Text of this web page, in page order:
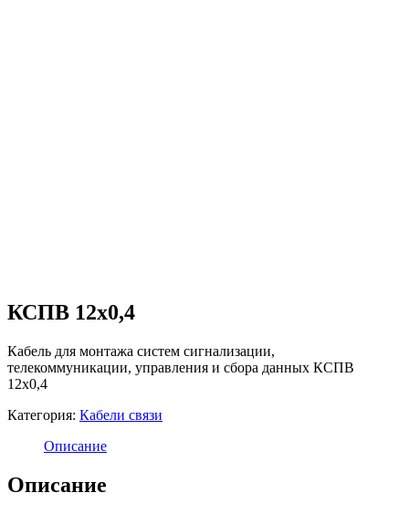
КСПВ 12х0,4
Кабель для монтажа систем сигнализации,
телекоммуникации, управления и сбора данных КСПВ
12х0,4
Категория: Кабели связи
Описание
Описание